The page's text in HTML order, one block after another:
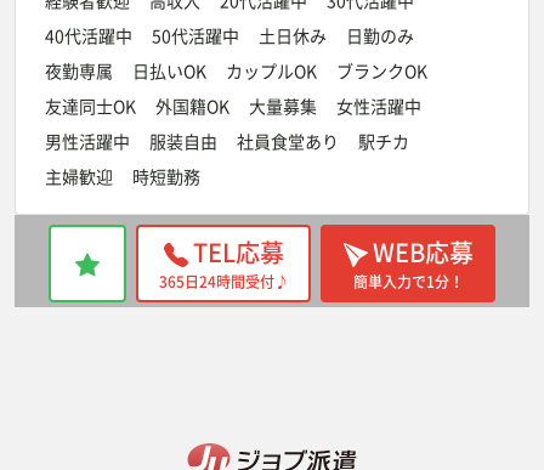
40代活躍中
50代活躍中 土日休み
日勤のみ
夜勤専属
日払いOK カップルOK
ブランクOK
友達同士OK
外国籍OK 大量募集
女性活躍中
男性活躍中
服装自由 社員食堂あり
駅チカ
主婦歓迎
時短勤務
WEB応募
簡単入力で1分！
TEL応募
365日24時間受付♪